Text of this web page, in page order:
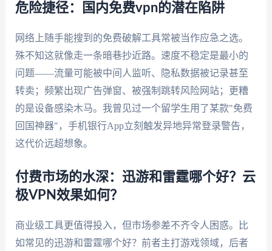
危险捷径：国内免费vpn的潜在陷阱
网络上随手能搜到的免费破解工具常被当作应急之选。
殊不知这就像走一条暗巷抄近路。速度不稳定是最小的
问题——流量可能被中间人监听、隐私数据被记录甚至
转卖；频繁出现广告弹窗、被强制跳转风险网站；更糟
的是设备感染木马。我曾见过一个留学生用了某款"免费
回国神器"，手机银行App立刻触发异地异常登录警告，
这代价远超想象。
付费市场的水深：迅游和雷霆哪个好？云
极VPN效果如何？
商业级工具更值得投入，但市场参差不齐令人困惑。比
如常见的迅游和雷霆哪个好？前者主打游戏领域，后者